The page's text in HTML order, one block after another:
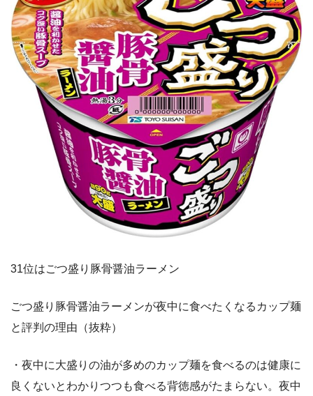
31位はごつ盛り豚骨醤油ラーメン
ごつ盛り豚骨醤油ラーメンが夜中に食べたくなるカップ麺
と評判の理由（抜粋）
・夜中に大盛りの油が多めのカップ麺を食べるのは健康に
良くないとわかりつつも食べる背徳感がたまらない。夜中